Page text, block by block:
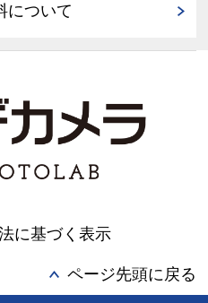
について
に基づく表示
ページ先頭に戻る